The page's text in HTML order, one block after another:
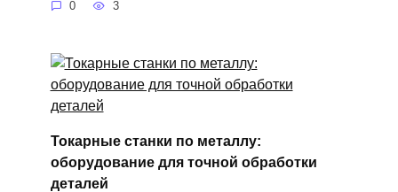
0 3
Токарные станки по металлу:
оборудование для точной обработки
деталей